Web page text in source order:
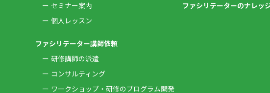
セミナー案内
個人レッスン
ファシリテーター講師依頼
研修講師の派遣
コンサルティング
ワークショップ・研修のプログラム開発
ファシリテーターのナレッ